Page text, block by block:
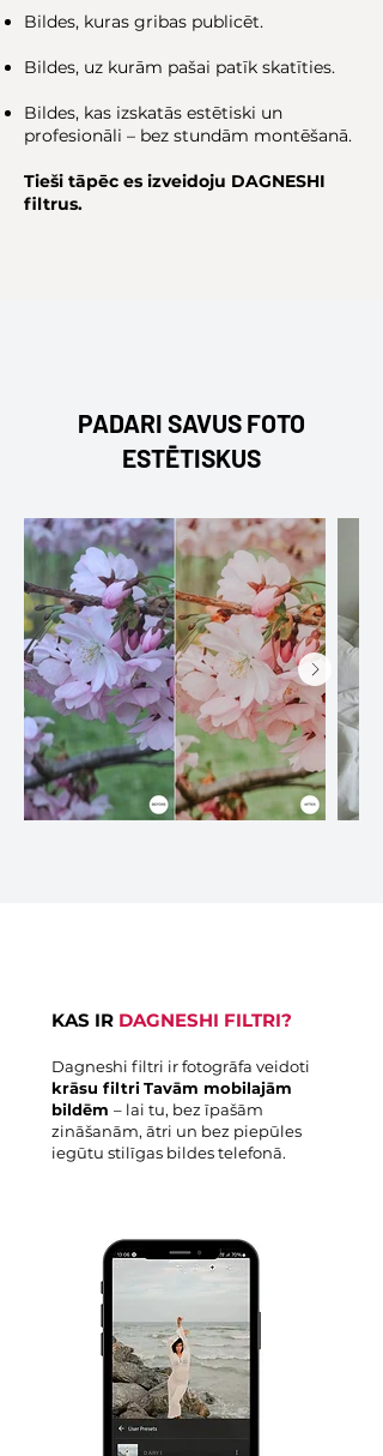
Bildes, kuras gribas publicēt.
Bildes, uz kurām pašai patīk skatīties.
Bildes, kas izskatās estētiski un
profesionāli – bez stundām montēšanā.
Tieši tāpēc es izveidoju DAGNESHI
filtrus.
PADARI SAVUS FOTO
ESTĒTISKUS
KAS IR DAGNESHI FILTRI?
Dagneshi filtri ir fotogrāfa veidoti
krāsu filtriTavām mobilajām
bildēm – lai tu, bez īpašām
zināšanām, ātri un bez piepūles
iegūtu stilīgas bildes telefonā.